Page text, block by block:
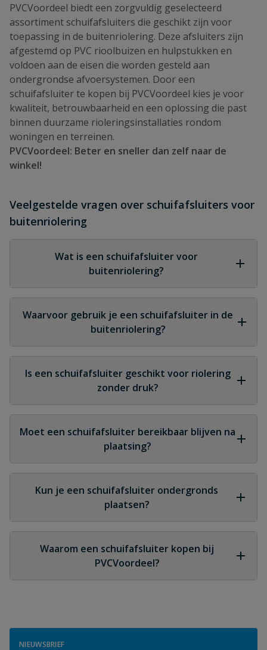
PVCVoordeel biedt een zorgvuldig geselecteerd
assortiment schuifafsluiters die geschikt zijn voor
toepassing in de buitenriolering. Deze afsluiters zijn
afgestemd op PVC rioolbuizen en hulpstukken en
voldoen aan de eisen die worden gesteld aan
ondergrondse afvoersystemen. Door een
schuifafsluiter te kopen bij PVCVoordeel kies je voor
kwaliteit, betrouwbaarheid en een oplossing die past
binnen duurzame rioleringsinstallaties rondom
woningen en terreinen.
PVCVoordeel: Beter en sneller dan zelf naar de
winkel!
Veelgestelde vragen over schuifafsluiters voor
buitenriolering
Wat is een schuifafsluiter voor
buitenriolering?
Een schuifafsluiter voor buitenriolering is een
afsluiter die wordt geplaatst in een ondergronds
rioolsysteem om de afvoer van afvalwater of
regenwater volledig te openen of af te sluiten.
Waarvoor gebruik je een schuifafsluiter in de
buitenriolering?
Je gebruikt een schuifafsluiter om delen van het
riool tijdelijk af te sluiten bij onderhoud,
aanpassing van leidingen of om terugstroming
Is een schuifafsluiter geschikt voor riolering
zonder druk?
Ja, schuifafsluiters voor buitenriolering zijn
speciaal bedoeld voor zwaartekrachtriolering en
niet voor drukleidingen.
Moet een schuifafsluiter bereikbaar blijven na
plaatsing?
Ja, het is belangrijk dat een schuifafsluiter
bereikbaar blijft via een inspectieput of schacht
zodat je deze kunt bedienen wanneer dat nodig is.
Kun je een schuifafsluiter ondergronds
plaatsen?
Ja, schuifafsluiters voor buitenriolering zijn
ontworpen voor ondergrondse plaatsing en
bestand tegen grondbelasting en vocht.
Waarom een schuifafsluiter kopen bij
PVCVoordeel?
lange en betrouwbare werking.
NIEUWSBRIEF